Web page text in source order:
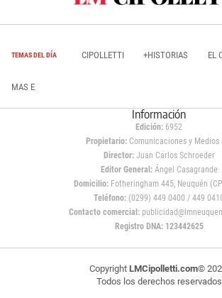
TEMAS DEL DÍA CIPOLLETTI +HISTORIAS EL
MAS E
Información
Edición: 6952
Propietario:Comunicaciones y Medios
Director: Juan Carlos Schroeder
Editor General:Ángel Casagrande
Domicilio:Fotheringham 445, Neuquén
Teléfono: (0299) 449 0400 / 449
Contacto comercial:
Registro DNA: 123442625
Copyright LMCipolletti.com©
Todos los derechos reservados